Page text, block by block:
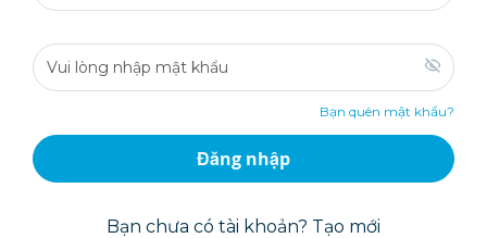
Bạn quên mật khẩu?
Đăng nhập
Bạn chưa có tài khoản? Tạo mới